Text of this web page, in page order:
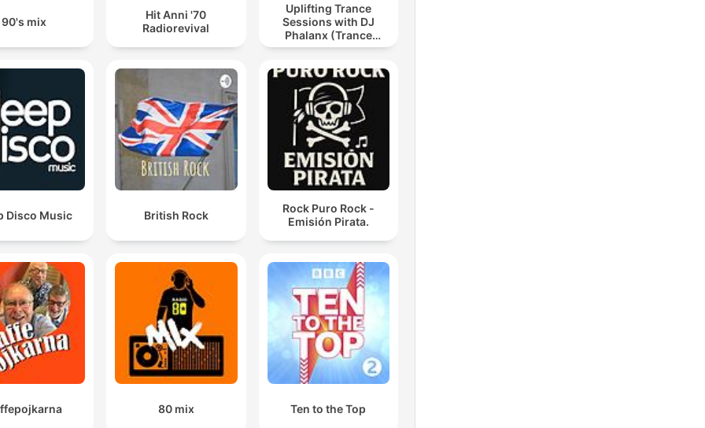
90's mix
Hit Anni '70
Radiorevival
Uplifting Trance
Sessions with DJ
Phalanx (Trance
Podcast)
Disco Music British Rock
Rock Puro Rock -
Emisión Pirata.
80 mix Ten to the Top